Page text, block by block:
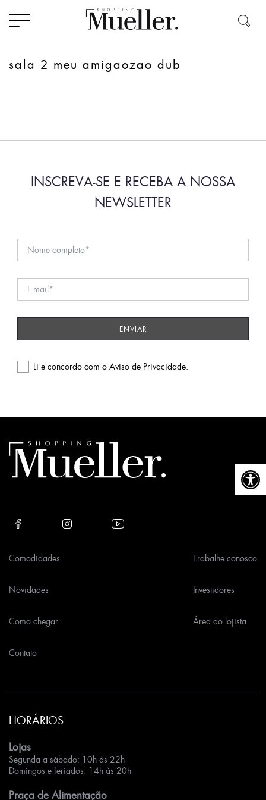
Abrir
sala 2 meu amigaozao dub
INSCREVA-SE E RECEBA A NOSSA
NEWSLETTER
Li e concordo com o Aviso de Privacidade
empty.
Comodidades
Novidades
Como chegar
Contato
Trabalhe conosco
Investidores
Área do lojista
HORÁRIOS
Lojas
Segunda a sábado: 10h às 22h
Domingos e feriados: 14h às 20h
Praça de Alimentação